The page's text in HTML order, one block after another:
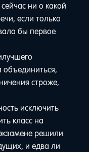
ни о какой
если только
бы первое
объединиться,
строже,
исключить
класс на
решили
и едва ли